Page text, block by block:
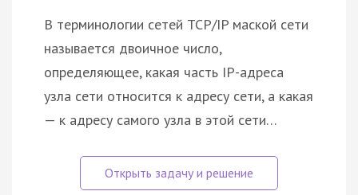
В терминологии сетей TCP/IP маской сети
называется двоичное число,
определяющее, какая часть IP-адреса
узла сети относится к адресу сети, а какая
— к адресу самого узла в этой сети…